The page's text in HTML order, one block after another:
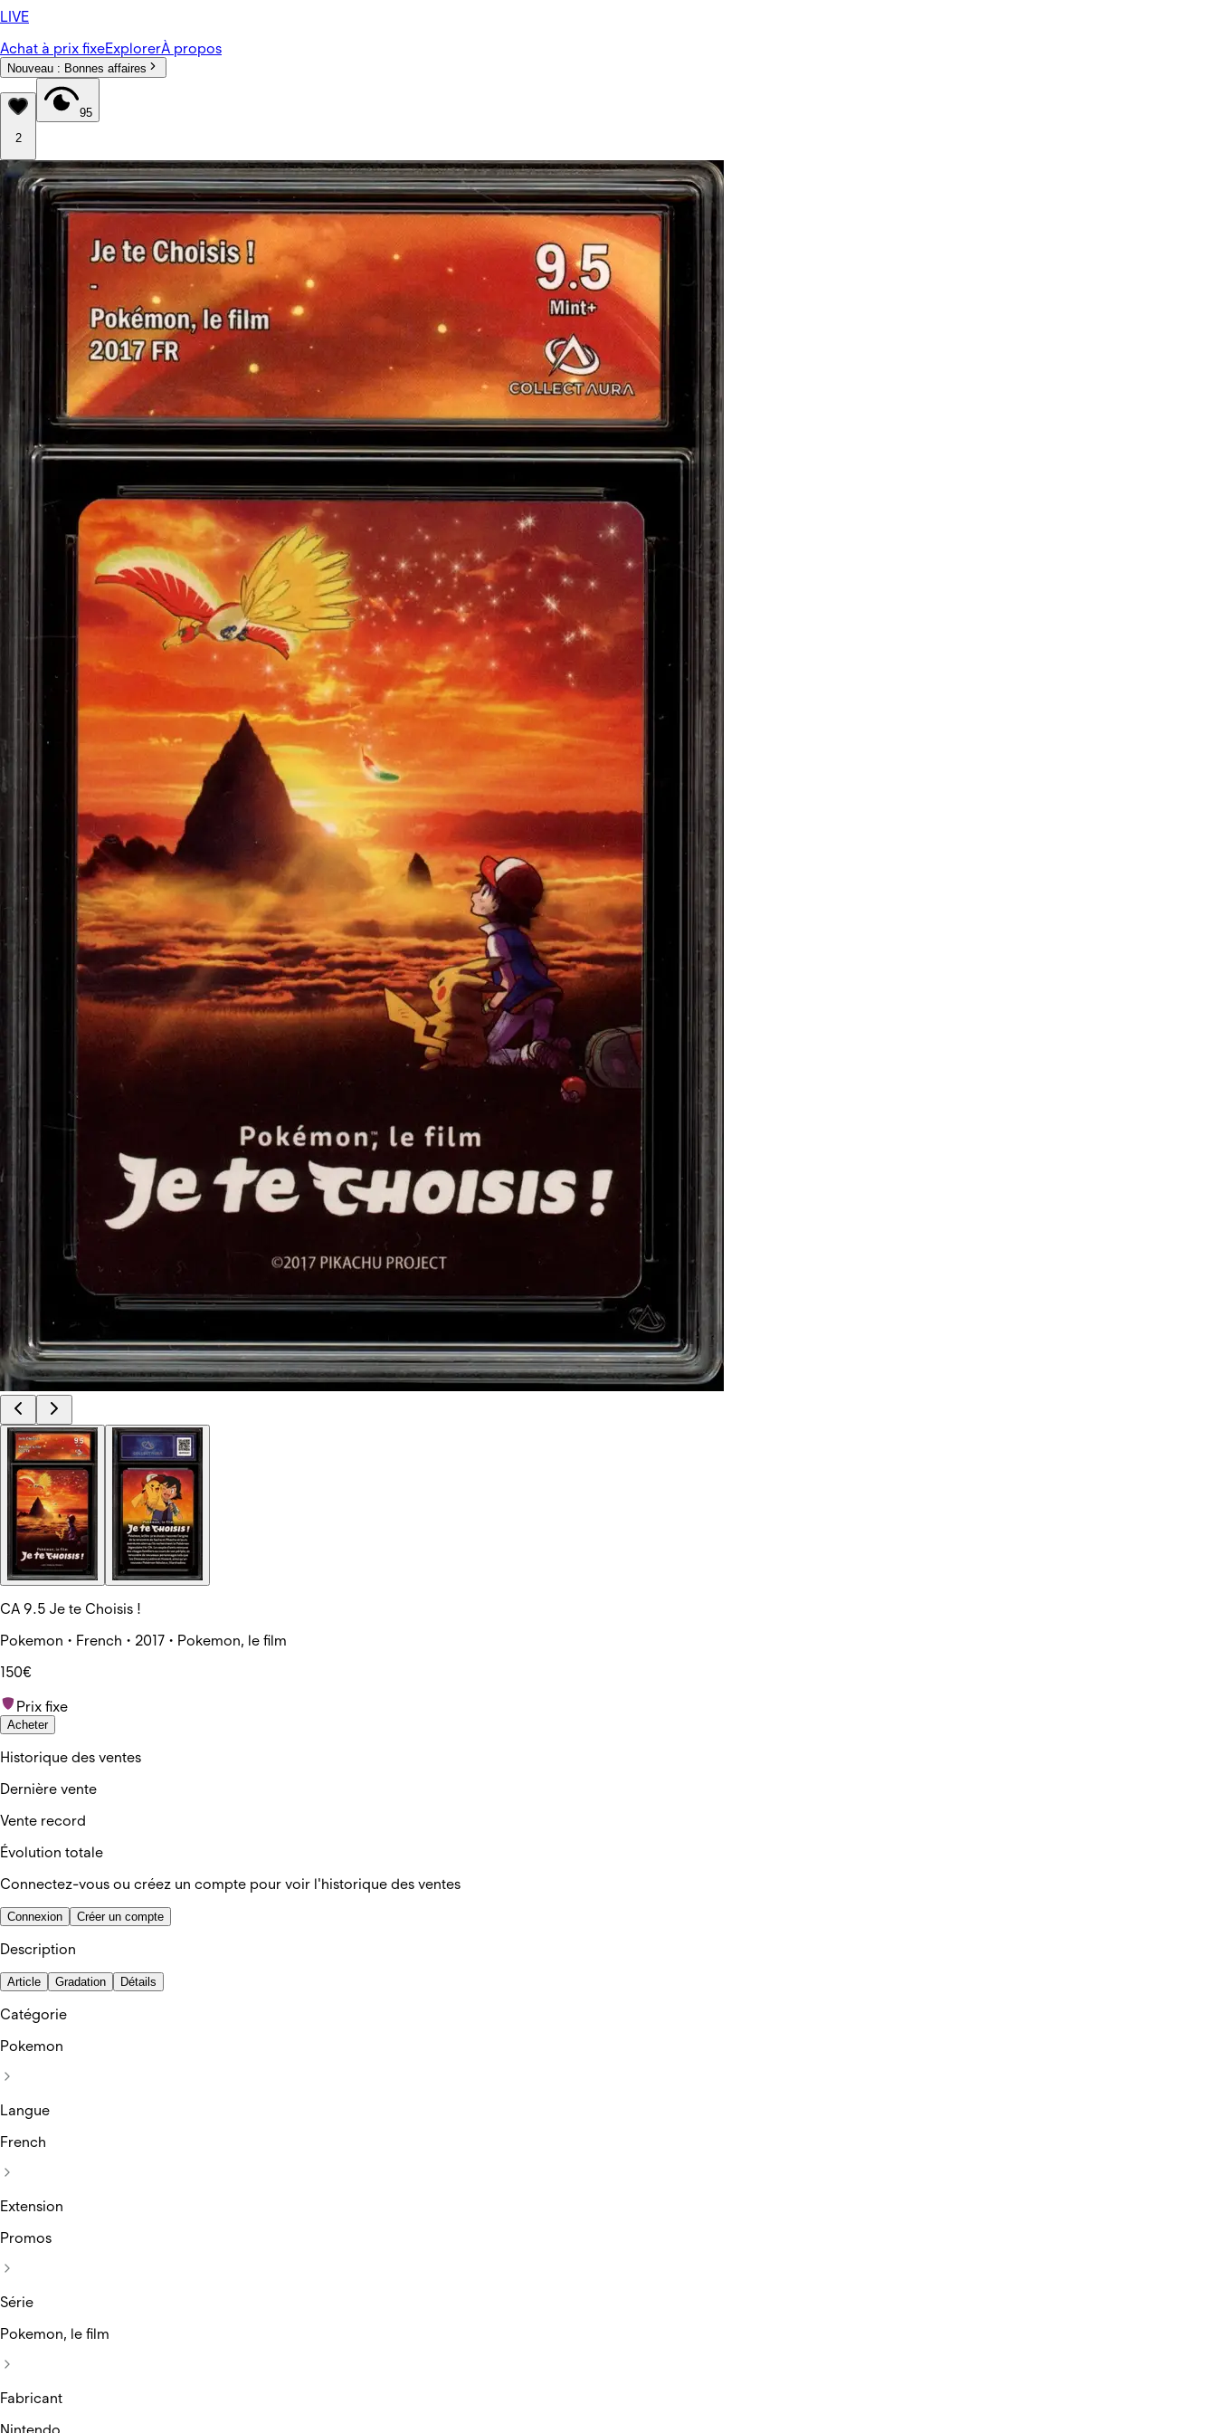
LIVE
Achat à prix fixeExplorerÀ propos
Nouveau : Bonnes affaires
2
95
CA 9.5 Je te Choisis !
Pokemon • French • 2017 • Pokemon, le film
150€
Prix fixe
Acheter
Historique des ventes
Dernière vente
Vente record
Évolution totale
Connectez-vous ou créez un compte pour voir l'historique des ventes
Connexion Créer un compte
Description
Article Gradation Détails
Catégorie
Pokemon
Langue
French
Extension
Promos
Série
Pokemon, le film
Fabricant
Nintendo